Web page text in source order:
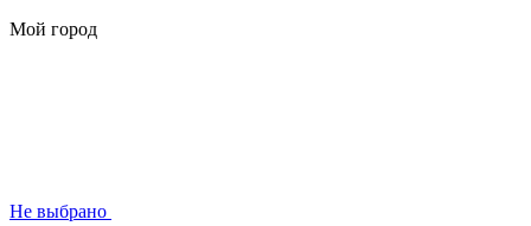
Мой город
Не выбрано